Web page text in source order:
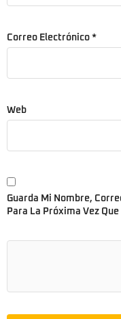
Correo Electrónico *
Web
Guarda Mi Nombre,
Para La Próxima Vez